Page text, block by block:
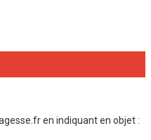
en indiquant en objet :